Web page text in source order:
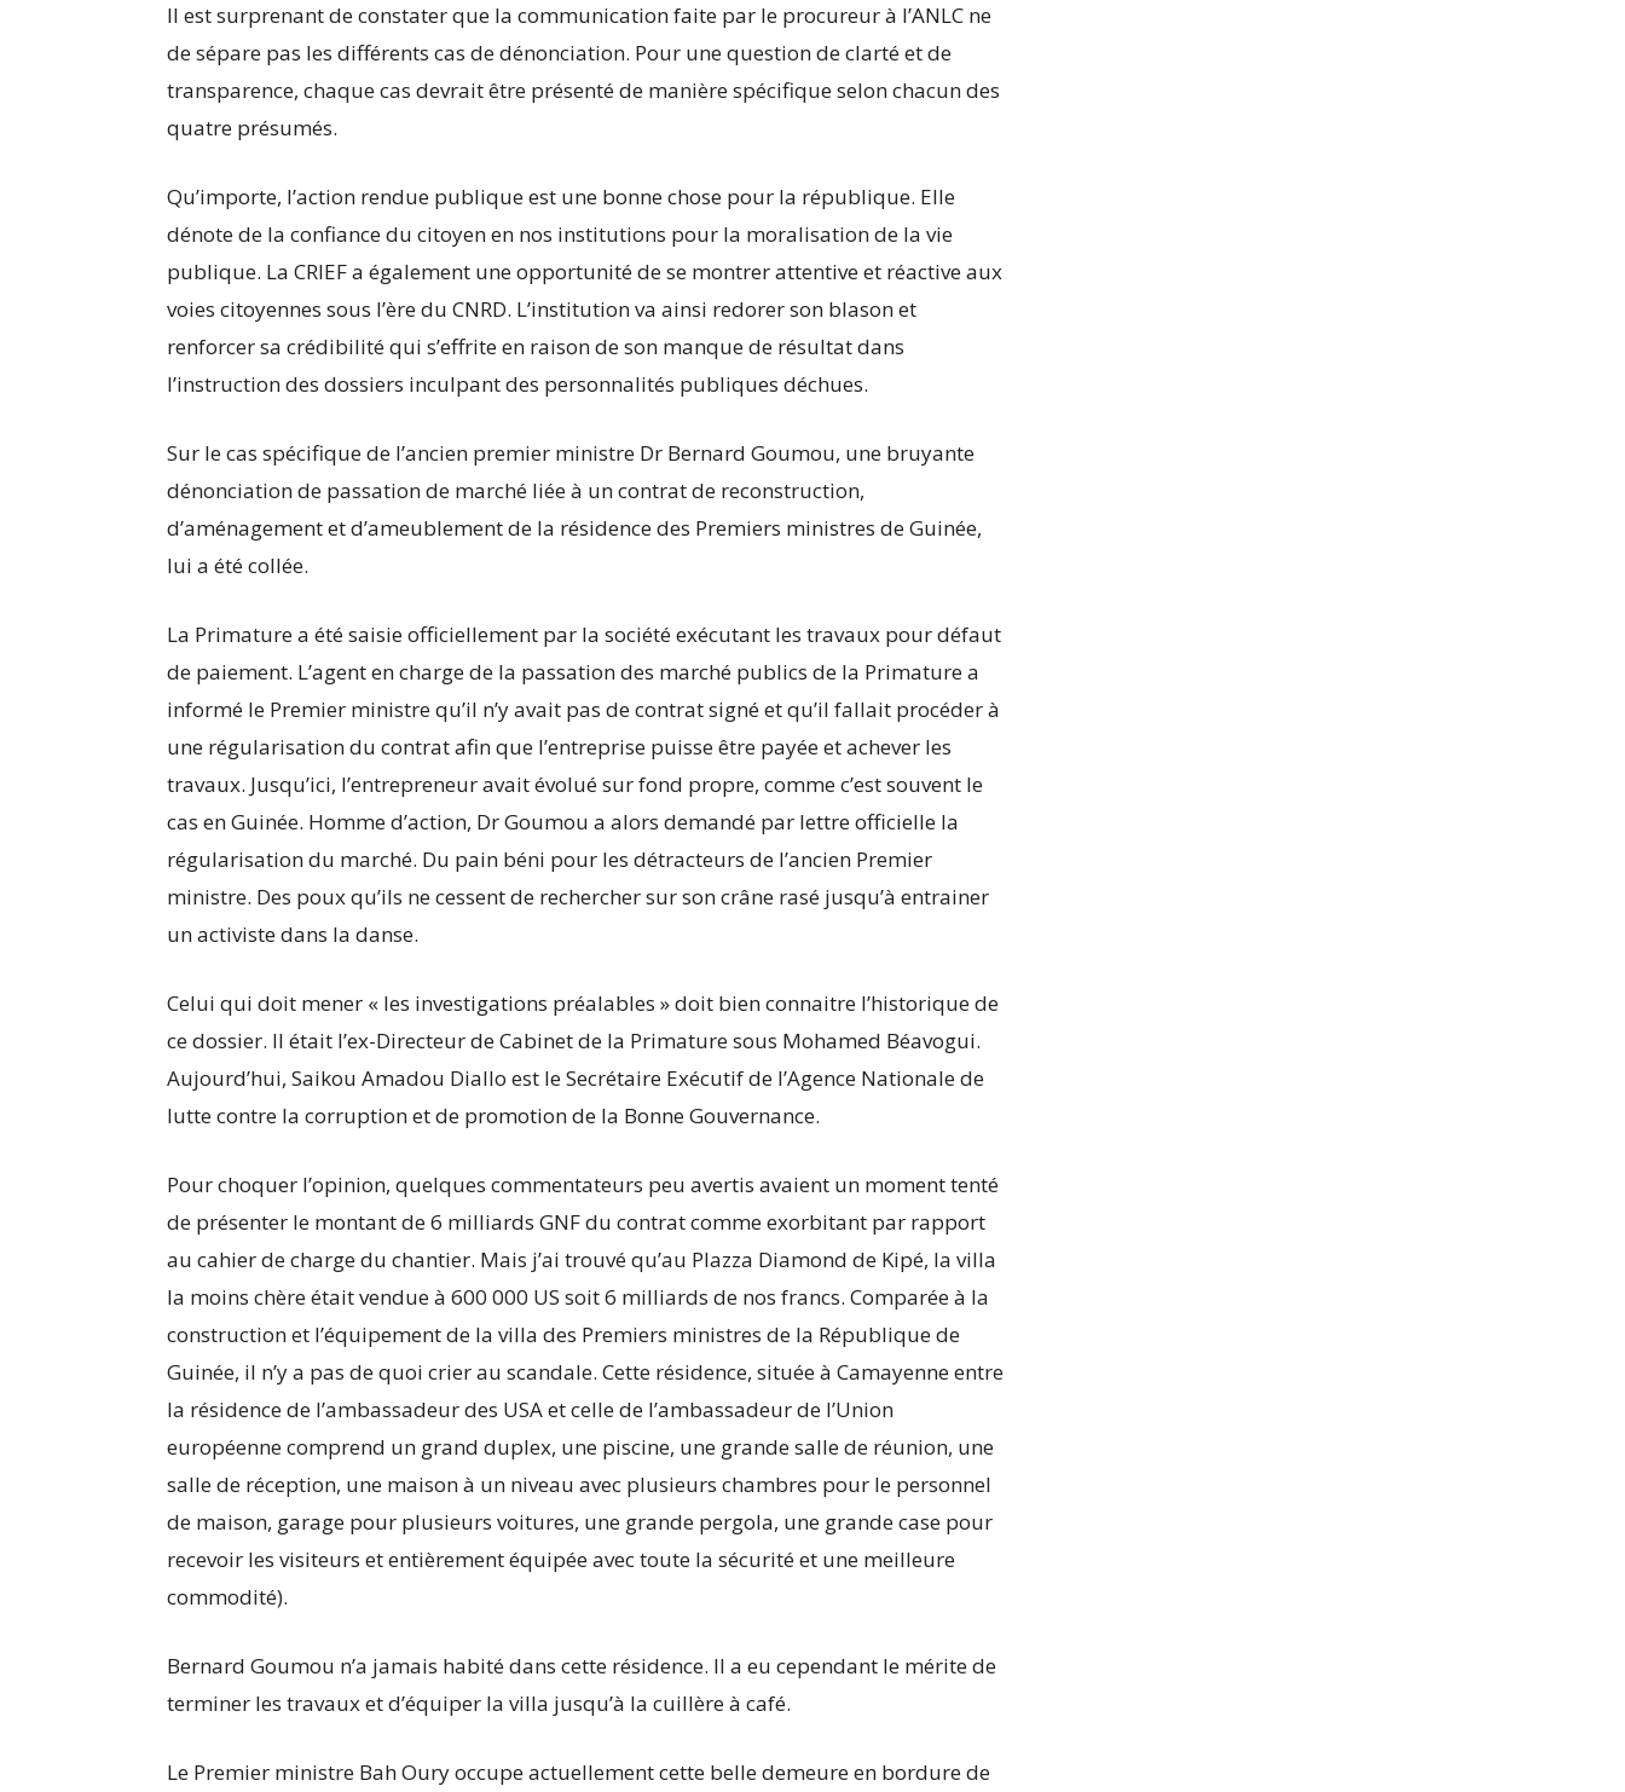
Il est surprenant de constater que la communication faite par le procureur à l’ANLC ne
de sépare pas les différents cas de dénonciation. Pour une question de clarté et de
transparence, chaque cas devrait être présenté de manière spécifique selon chacun des
quatre présumés.
Qu’importe, l’action rendue publique est une bonne chose pour la république. Elle
dénote de la confiance du citoyen en nos institutions pour la moralisation de la vie
publique. La CRIEF a également une opportunité de se montrer attentive et réactive aux
voies citoyennes sous l’ère du CNRD. L’institution va ainsi redorer son blason et
renforcer sa crédibilité qui s’effrite en raison de son manque de résultat dans
l’instruction des dossiers inculpant des personnalités publiques déchues.
Sur le cas spécifique de l’ancien premier ministre Dr Bernard Goumou, une bruyante
dénonciation de passation de marché liée à un contrat de reconstruction,
d’aménagement et d’ameublement de la résidence des Premiers ministres de Guinée,
lui a été collée.
La Primature a été saisie officiellement par la société exécutant les travaux pour défaut
de paiement. L’agent en charge de la passation des marché publics de la Primature a
informé le Premier ministre qu’il n’y avait pas de contrat signé et qu’il fallait procéder à
une régularisation du contrat afin que l’entreprise puisse être payée et achever les
travaux. Jusqu’ici, l’entrepreneur avait évolué sur fond propre, comme c’est souvent le
cas en Guinée. Homme d’action, Dr Goumou a alors demandé par lettre officielle la
régularisation du marché. Du pain béni pour les détracteurs de l’ancien Premier
ministre. Des poux qu’ils ne cessent de rechercher sur son crâne rasé jusqu’à entrainer
un activiste dans la danse.
Celui qui doit mener « les investigations préalables » doit bien connaitre l’historique de
ce dossier. Il était l’ex-Directeur de Cabinet de la Primature sous Mohamed Béavogui.
Aujourd’hui, Saikou Amadou Diallo est le Secrétaire Exécutif de l’Agence Nationale de
lutte contre la corruption et de promotion de la Bonne Gouvernance.
Pour choquer l’opinion, quelques commentateurs peu avertis avaient un moment tenté
de présenter le montant de 6 milliards GNF du contrat comme exorbitant par rapport
au cahier de charge du chantier. Mais j’ai trouvé qu’au Plazza Diamond de Kipé, la villa
la moins chère était vendue à 600 000 US soit 6 milliards de nos francs. Comparée à la
construction et l’équipement de la villa des Premiers ministres de la République de
Guinée, il n’y a pas de quoi crier au scandale. Cette résidence, située à Camayenne entre
la résidence de l’ambassadeur des USA et celle de l’ambassadeur de l’Union
européenne comprend un grand duplex, une piscine, une grande salle de réunion, une
salle de réception, une maison à un niveau avec plusieurs chambres pour le personnel
de maison, garage pour plusieurs voitures, une grande pergola, une grande case pour
recevoir les visiteurs et entièrement équipée avec toute la sécurité et une meilleure
commodité).
Bernard Goumou n’a jamais habité dans cette résidence. Il a eu cependant le mérite de
terminer les travaux et d’équiper la villa jusqu’à la cuillère à café.
Le Premier ministre Bah Oury occupe actuellement cette belle demeure en bordure de